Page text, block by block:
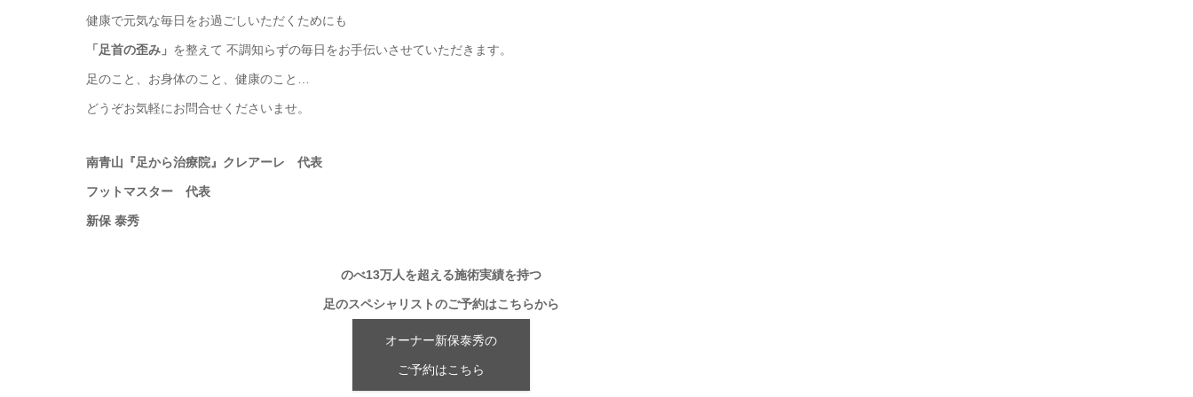
健康で元気な毎日をお過ごしいただくためにも
「足首の歪み」 を整えて 不調知らずの毎日をお手伝いさせていただきます。
足のこと、お身体のこと、健康のこと…
どうぞお気軽にお問合せくださいませ。
南青山『足から治療院』クレアーレ 代表
フットマスター 代表
新保 泰秀
のべ13万人を超える施術実績を持つ
足のスペシャリストのご予約はこちらから
オーナー新保泰秀の
ご予約はこちら